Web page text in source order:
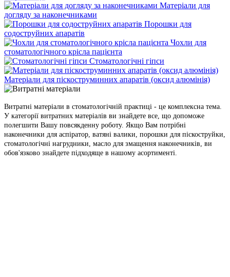
Матеріали для
догляду за наконечниками
Порошки для
содоструйних апаратів
Чохли для
стоматологічного крісла пацієнта
Стоматологічні гіпси
Матеріали для піскоструминних апаратів (оксид алюмінія)
Витратні матеріали в стоматологічній практиці - це комплексна тема.
У категорії витратних матеріалів ви знайдете все, що допоможе
полегшити Вашу повсякденну роботу. Якщо Вам потрібні
наконечники для аспіратор, ватяні валики, порошки для піскоструйки,
стоматологічні нагрудники, масло для змащення наконечників, ви
обов'язково знайдете підходяще в нашому асортименті.